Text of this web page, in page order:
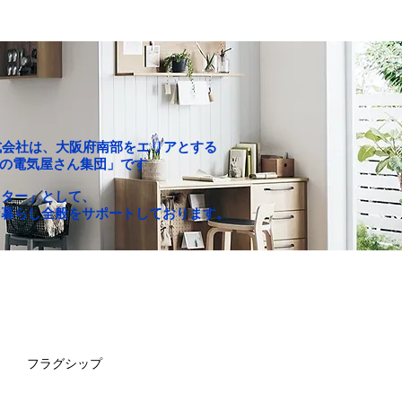
社は、大阪府南部をエリアとする
電気屋さん集団」です
ー」として、
らし全般をサポートしております。
フラグシップ